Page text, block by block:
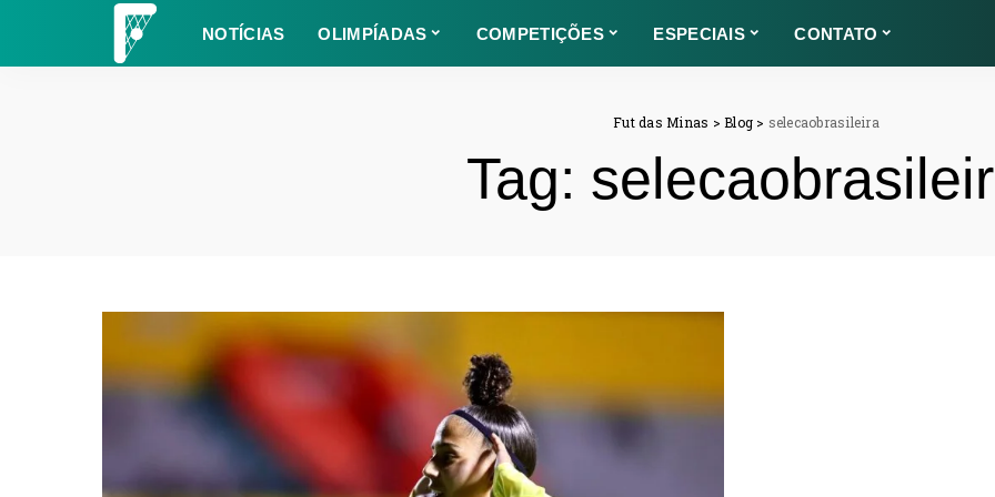
NOTÍCIAS OLIMPÍADAS COMPETIÇÕES ESPECIAIS CONTATO
Fut das Minas >Blog > selecaobrasileira
Tag: